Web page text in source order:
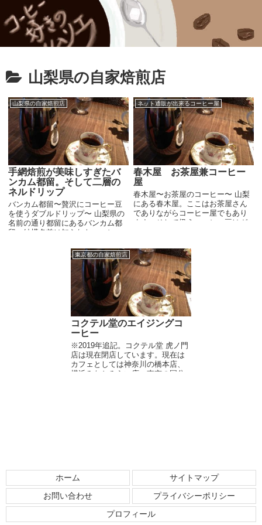
山梨県の自家焙煎店
山梨県の自家焙煎店
手網焙煎が美味しすぎたバ
ンカム都留。そして二層の
ネルドリップ
バンカム都留〜贅沢にコーヒー豆
を使うダブルドリップ〜 山梨県の
名前の通り都留にあるバンカム都
留。結構名前は知られたコーヒー
ヒーの呼び名の１つ(焙煎してない
コーヒー豆)。 とても強烈な個性の
ネット通販が出来るコーヒー屋
春木屋 お茶屋兼コーヒー
屋
春木屋〜お茶屋のコーヒー〜 山梨
にある春木屋。ここはお茶屋さん
でありながらコーヒー屋でもあり
ます。そして扱うコーヒー豆はガ
りはただのお茶屋さんにしか見え
ないのですが、SCA...
東京都の自家焙煎店
コクテル堂のエイジングコ
ーヒー
※2019年追記。コクテル堂 虎ノ門
店は現在閉店しています。現在は
カフェとしては神奈川の橋本店、
横浜みなとみらい店、東京の国分
ホーム
サイトマップ
お問い合わせ
プライバシーポリシー
プロフィール